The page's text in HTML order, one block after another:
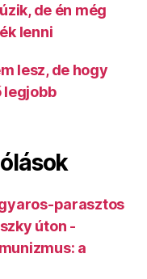
de én még
lenni
lesz, de hogy
legjobb
parasztos
úton -
a